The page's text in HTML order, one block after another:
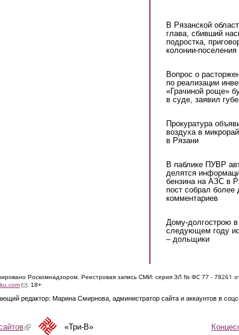
В Рязанской
глава, сбивший
подростка,
колонии-поселения
Вопрос о
по реализации
«Грачиной роще»
в суде, заявил
Прокуратура
воздуха в
в Рязани
В паблике ПУВР
делятся
бензина на АЗС в
пост собрал более
комментариев
Дому-долгострою
следующем году
– дольщики
Роскомнадзором. Реестровая запись СМИ: серия ЭЛ № ФС 77 - 78261
(link sends e-mail)
. 18+
редактор: Марина Смирнова, администратор сайта и аккаунтов в
(link is external)«Три-В»